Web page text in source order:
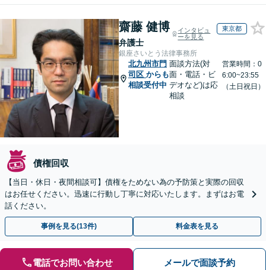
齋藤 健博
弁護士
インタビュ
ーを見る
東京都
銀座さいとう法律事務所
北九州市門
司区 からも
相談受付中
面談方法(対
面・電話・ビ
デオなど)は応
相談
営業時間：0
6:00~23:55
（土日祝日）
債権回収
【当日・休日・夜間相談可】債権をためない為の予防策と実際の回収
はお任せください。迅速に行動し丁寧に対応いたします。まずはお電
話ください。
事例を見る(13件) 料金表を見る
電話でお問い合わせ メールで面談予約